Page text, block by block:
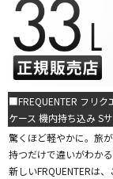
■FREQUENTER フリ
ケース 機内持ち込み S
驚くほど軽やかに。旅
持つだけで違いがわかる
新しいFRQUENTERは